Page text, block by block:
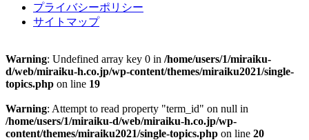
プライバシーポリシー
サイトマップ
Warning: Undefined array key 0 in /home/users/1/miraiku-
d/web/miraiku-h.co.jp/wp-content/themes/miraiku2021/single-
topics.php on line 19
Warning: Attempt to read property "term_id" on null in
/home/users/1/miraiku-d/web/miraiku-h.co.jp/wp-
content/themes/miraiku2021/single-topics.php on line 20